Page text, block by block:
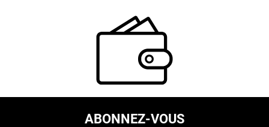
ABONNEZ-VOUS